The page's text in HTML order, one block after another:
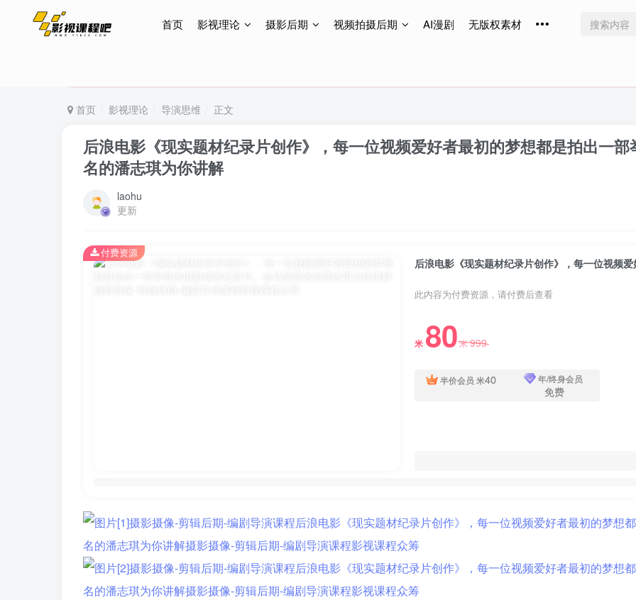
首页 影视理论 摄影后期 视频拍摄后期 AI漫剧 无版权素材
特惠终身会员299元，网站所有内容都可观看，终身免费更新
首页 影视理论 导演思维 正文
后浪电影《现实题材纪录片创作》，每一位视频爱好者最初的梦想都是拍出一
名的潘志琪为你讲解
laohu
更新
此内容为付费资源，请付费后查看
米 80米999
半价会员 米40 年/终身会员
免费
付费资源